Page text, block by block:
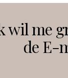
Volg ons
wil me
de E-